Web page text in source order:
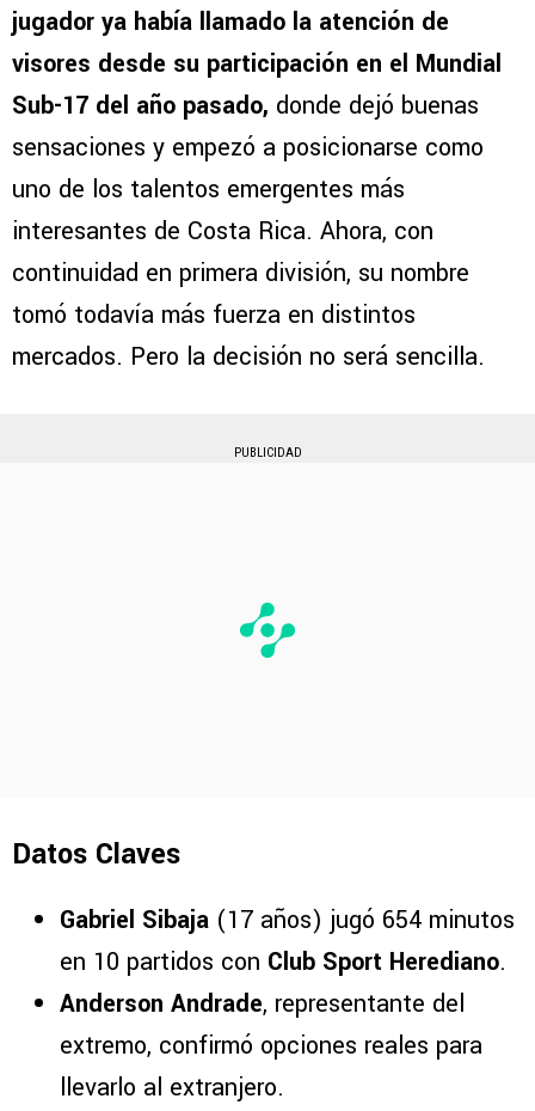
jugador ya había llamado la atención de
visores desde su participación en el Mundial
Sub-17 del año pasado, donde dejó buenas
sensaciones y empezó a posicionarse como
uno de los talentos emergentes más
interesantes de Costa Rica. Ahora, con
continuidad en primera división, su nombre
tomó todavía más fuerza en distintos
mercados. Pero la decisión no será sencilla.
PUBLICIDAD
Datos Claves
Gabriel Sibaja (17 años) jugó 654 minutos
en 10 partidos con Club Sport Herediano.
Anderson Andrade, representante del
extremo, confirmó opciones reales para
llevarlo al extranjero.